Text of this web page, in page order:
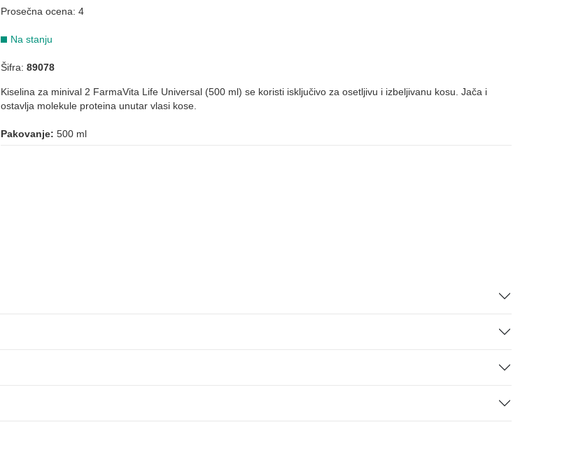
Prosečna ocena:4
Na stanju
Šifra:89078
Kiselina za minival 2 FarmaVita Life Universal (500 ml) se koristi isključivo za osetljivu i izbeljivanu kosu. Jača i
ostavlja molekule proteina unutar vlasi kose.
Pakovanje: 500 ml